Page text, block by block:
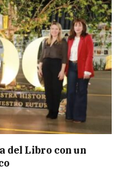
del Libro con un